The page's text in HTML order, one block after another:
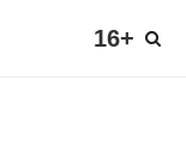
16+